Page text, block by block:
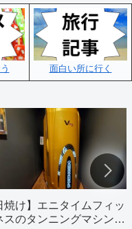
面白い所に行く
焼け】エニタイムフィッ
スのタンニングマシン使